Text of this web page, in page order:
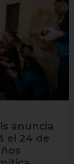
anuncia
el 24 de